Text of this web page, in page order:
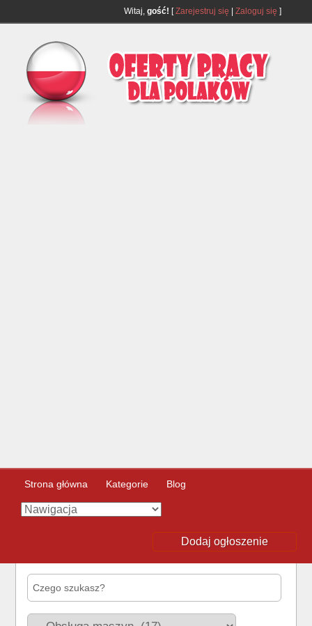
Witaj, gość! [Zarejestruj się Zaloguj się ]
Strona główna Kategorie Blog
Dodaj ogłoszenie